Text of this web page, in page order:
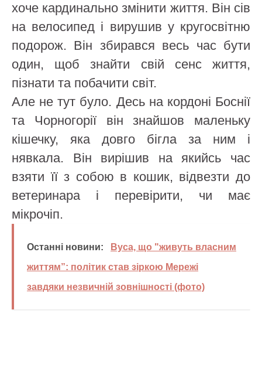
хоче кардинально змінити життя. Він сів
на велосипед і вирушив у кругосвітню
подорож. Він збирався весь час бути
один, щоб знайти свій сенс життя,
пізнати та побачити світ.
Але не тут було. Десь на кордоні Боснії
та Чорногорії він знайшов маленьку
кішечку, яка довго бігла за ним і
нявкала. Він вирішив на якийсь час
взяти її з собою в кошик, відвезти до
ветеринара і перевірити, чи має
мікрочіп.
Останні новини:
Вуса, що "живуть власним
життям”: політик став зіркою Мережі
завдяки незвичній зовнішності (фото)